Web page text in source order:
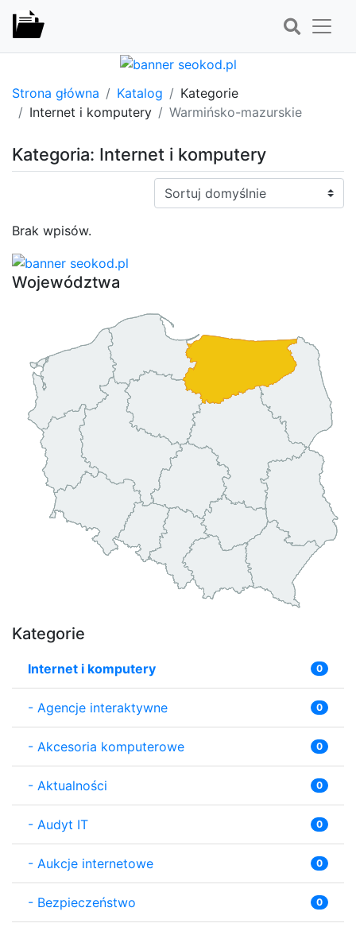
Strona główna Katalog
Kategorie
Internet i komputery
Warmińsko-mazurskie
Kategoria: Internet i komputery
Sortuj:
Brak wpisów.
Województwa
Kategorie
Internet i komputery 0
- Agencje interaktywne 0
- Akcesoria komputerowe 0
- Aktualności 0
- Audyt IT 0
- Aukcje internetowe 0
- Bezpieczeństwo 0